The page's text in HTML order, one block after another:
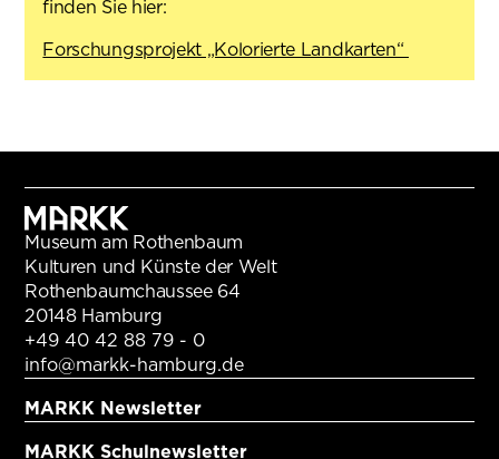
finden Sie hier:
Forschungsprojekt „Kolorierte Landkarten“
Museum am Rothenbaum
Kulturen und Künste der Welt
Rothenbaumchaussee 64
20148 Hamburg
+49 40 42 88 79 - 0
info@markk-hamburg.de
MARKK Newsletter
MARKK Schulnewsletter